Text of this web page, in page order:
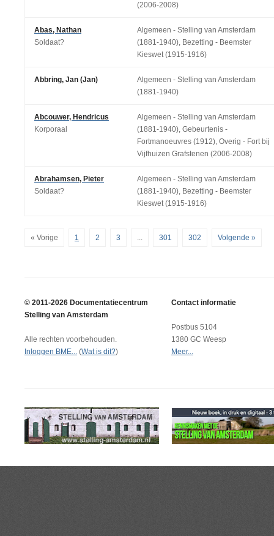
(2006-2008)
Abas, Nathan
Soldaat?
Algemeen - Stelling van Amsterdam
(1881-1940), Bezetting - Beemster
Kieswet (1915-1916)
Abbring, Jan (Jan)
Algemeen - Stelling van Amsterdam
(1881-1940)
Abcouwer, Hendricus
Korporaal
Algemeen - Stelling van Amsterdam
(1881-1940), Gebeurtenis -
Fortmanoeuvres (1912), Overig - Fort bij
Vijfhuizen Grafstenen (2006-2008)
Abrahamsen, Pieter
Soldaat?
Algemeen - Stelling van Amsterdam
(1881-1940), Bezetting - Beemster
Kieswet (1915-1916)
« Vorige 1 2 3 ... 301 302 Volgende »
© 2011-2026 Documentatiecentrum
Stelling van Amsterdam
Alle rechten voorbehouden.
Inloggen BME... (Wat is dit?)
Contact informatie
Postbus 5104
1380 GC Weesp
Meer...